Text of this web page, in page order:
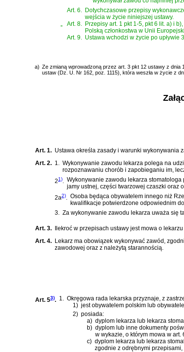
Art. 6. Dotychczasowe przepisy
wejścia w życie niniejszej ustawy.
„
Art. 8. Przepisy art. 1 pkt 1-5, pkt 6 lit. a) i
Polską członkostwa w Unii
Art. 9. Ustawa wchodzi w życie po upływie
a) Ze zmianą wprowadzoną przez art. 3 pkt 12 ustawy z dnia
ustaw (Dz. U. Nr 162, poz. 1115), która weszła w życie z
Art. 1. Ustawa określa zasady i warunki wykonywania
Art. 2. 1. Wykonywanie zawodu lekarza polega na
rozpoznawaniu chorób i zapobieganiu im,
21). Wykonywanie zawodu lekarza
jamy ustnej, części twarzowej czaszki oraz
2a2). Osoba będąca obywatelem innego niż
kwalifikacje potwierdzone odpowiednim
3. Za wykonywanie zawodu lekarza uważa się
Art. 3.
Ilekroć w przepisach ustawy jest mowa o
Art. 4. Lekarz ma obowiązek wykonywać zawód,
zawodowej oraz z należytą starannością.
Art. 53). 1. Okręgowa rada lekarska przyznaje, z
1) jest obywatelem polskim lub
2) posiada:
a) dyplom lekarza lub lekarza
b) dyplom lub inne dokumenty
w wykazie, o którym mowa w art.
c) dyplom lekarza lub lekarza
zgodnie z odrębnymi przepisami,